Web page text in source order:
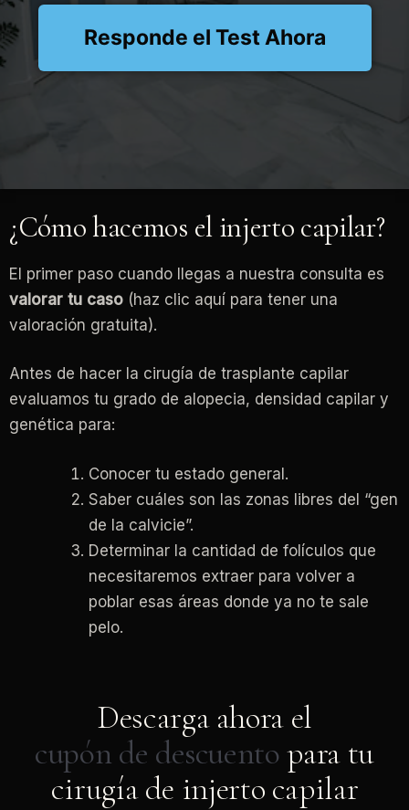
Responde el Test Ahora
¿Cómo hacemos el injerto capilar?
El primer paso cuando llegas a nuestra consulta es
valorar tu caso (haz clic aquí para tener una
valoración gratuita).
Antes de hacer la cirugía de trasplante capilar
evaluamos tu grado de alopecia, densidad capilar y
genética para:
Conocer tu estado general.
Saber cuáles son las zonas libres del “gen
de la calvicie”.
Determinar la cantidad de folículos que
necesitaremos extraer para volver a
poblar esas áreas donde ya no te sale
pelo.
Descarga ahora el
cupón de descuentopara tu
cirugía de injerto capilar